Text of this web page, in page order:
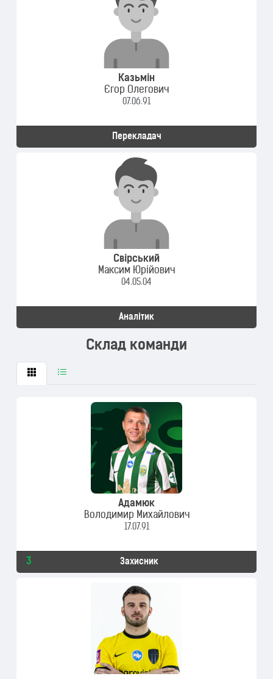
Казьмін
Єгор Олегович
07.06.91
Перекладач
Свірський
Максим Юрійович
04.05.04
Аналітик
Склад команди
Адамюк
Володимир Михайлович
17.07.91
3 Захисник